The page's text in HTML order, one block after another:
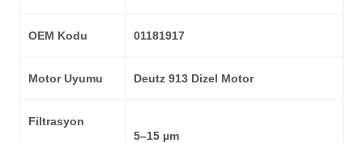
OEM Kodu 01181917
Motor Uyumu Deutz 913 Dizel Motor
Filtrasyon
5–15 µm